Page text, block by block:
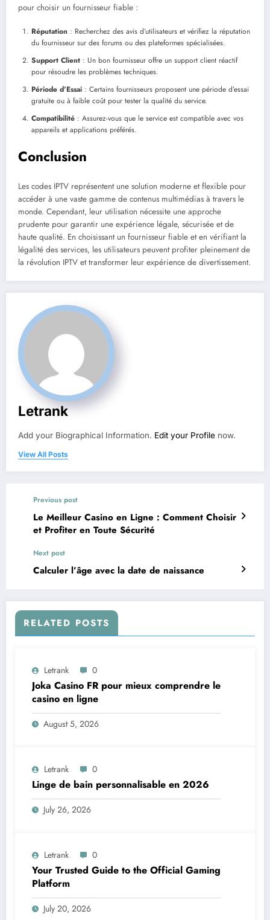
pour choisir un fournisseur fiable :
Réputation : Recherchez des avis d’utilisateurs et vérifiez la réputation
du fournisseur sur des forums ou des plateformes spécialisées.
Support Client : Un bon fournisseur offre un support client réactif
pour résoudre les problèmes techniques.
Période d’Essai : Certains fournisseurs proposent une période d’essai
gratuite ou à faible coût pour tester la qualité du service.
Compatibilité : Assurez-vous que le service est compatible avec vos
appareils et applications préférés.
Conclusion
Les codes IPTV représentent une solution moderne et flexible pour
accéder à une vaste gamme de contenus multimédias à travers le
monde. Cependant, leur utilisation nécessite une approche
prudente pour garantir une expérience légale, sécurisée et de
haute qualité. En choisissant un fournisseur fiable et en vérifiant la
légalité des services, les utilisateurs peuvent profiter pleinement de
la révolution IPTV et transformer leur expérience de divertissement.
Letrank
Add your Biographical Information. Edit your Profile now.
View All Posts
Previous post
Le Meilleur Casino en Ligne : Comment Choisir
et Profiter en Toute Sécurité
Next post
Calculer l’âge avec la date de naissance
RELATED POSTS
Letrank 0
Joka Casino FR pour mieux comprendre le
casino en ligne
August 5, 2026
Letrank 0
Linge de bain personnalisable en 2026
July 26, 2026
Letrank 0
Your Trusted Guide to the Official Gaming
Platform
July 20, 2026